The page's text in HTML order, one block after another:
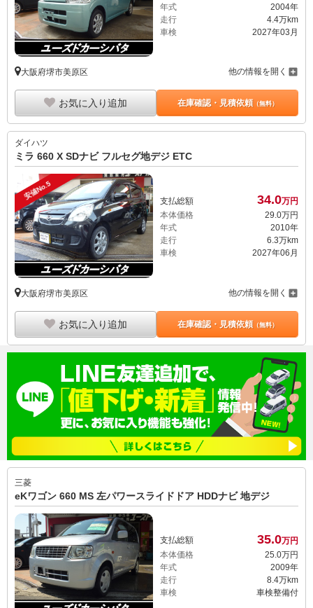
年式
2004年
走行
4.4万km
車検
2027年03月
大阪府堺市美原区 他の情報を開く
お気に入り追加 在庫確認・見積依頼（無料）
ダイハツ
ミラ 660 X SDナビ フルセグ地デジ ETC
安値No.5 支払総額 34.0万円
本体価格
29.0万円
年式
2010年
走行
6.3万km
車検
2027年06月
大阪府堺市美原区 他の情報を開く
お気に入り追加 在庫確認・見積依頼（無料）
三菱
eKワゴン 660 MS 左パワースライドドア HDDナビ 地デジ
支払総額 35.0万円
本体価格
25. 0万円
年式
2009年
走行
8.4万km
車検
車検整備付